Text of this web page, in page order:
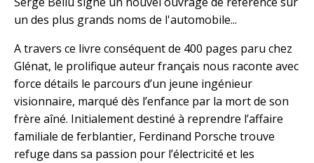
un des plus grands noms de l'automobile...
A travers ce livre conséquent de 400 pages paru chez
Glénat, le prolifique auteur français nous raconte avec
force détails le parcours d’un jeune ingénieur
visionnaire, marqué dès l’enfance par la mort de son
frère aîné. Initialement destiné à reprendre l’affaire
familiale de ferblantier, Ferdinand Porsche trouve
refuge dans sa passion pour l’électricité et les